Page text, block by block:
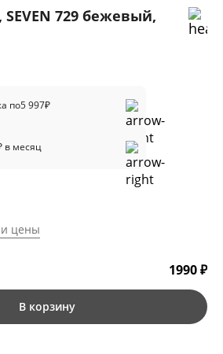
729 бежевый,
по5 997₽
в месяц
цены
1990 ₽
В корзину